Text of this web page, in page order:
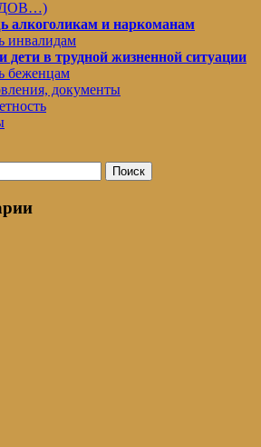
алкоголикам и наркоманам
в трудной жизненной ситуации
документы
Поиск